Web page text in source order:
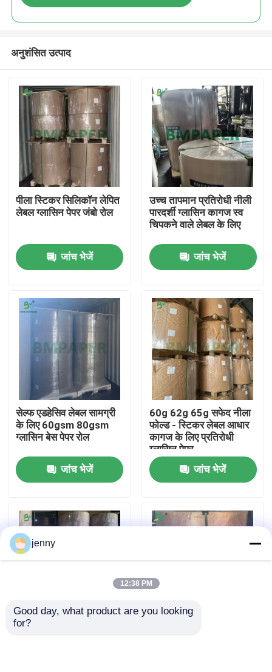
उत्पाद
हमारे बारे में
फैक्टरी यात्रा
गुणवत्ता नियंत्रण
हमसे संपर्क करें
समाचार
सीएडी प्लॉटर पेपर
अनुशंसित उत्पाद
पीला स्टिकर सिलिकॉन लेपित
लेबल ग्लासिन पेपर जंबो रोल
जांच भेजें
उच्च तापमान प्रतिरोधी नीली
पारदर्शी ग्लासिन कागज स्व
चिपकने वाले लेबल के लिए
जांच भेजें
सेल्फ एडहेसिव लेबल सामग्री
के लिए 60gsm 80gsm
ग्लासिन बेस पेपर रोल
जांच भेजें
60g 62g 65g सफेद नीला
फोल्ड - स्टिकर लेबल आधार
कागज के लिए प्रतिरोधी
ग्लासिन पेपर
जांच भेजें
चिपकने वाले टेप बनाने के लिए
jenny
12:38 PM
Good day, what product are you looking
for?